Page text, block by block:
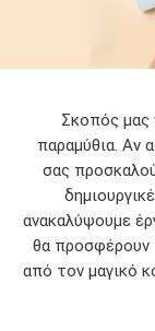
Σκοπός μας
παραμύθια. Αν
σας
ανακαλύψουμε
θα προσφέρουν
από τον μαγικό